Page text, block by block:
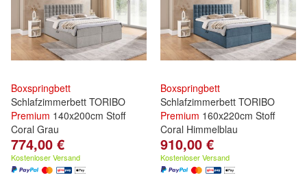
Boxspringbett
Schlafzimmerbett TORIBO
Premium 140x200cm Stoff
Coral Grau
774,00 €
Kostenloser Versand
Boxspringbett
Schlafzimmerbett TORIBO
Premium 160x220cm Stoff
Coral Himmelblau
910,00 €
Kostenloser Versand